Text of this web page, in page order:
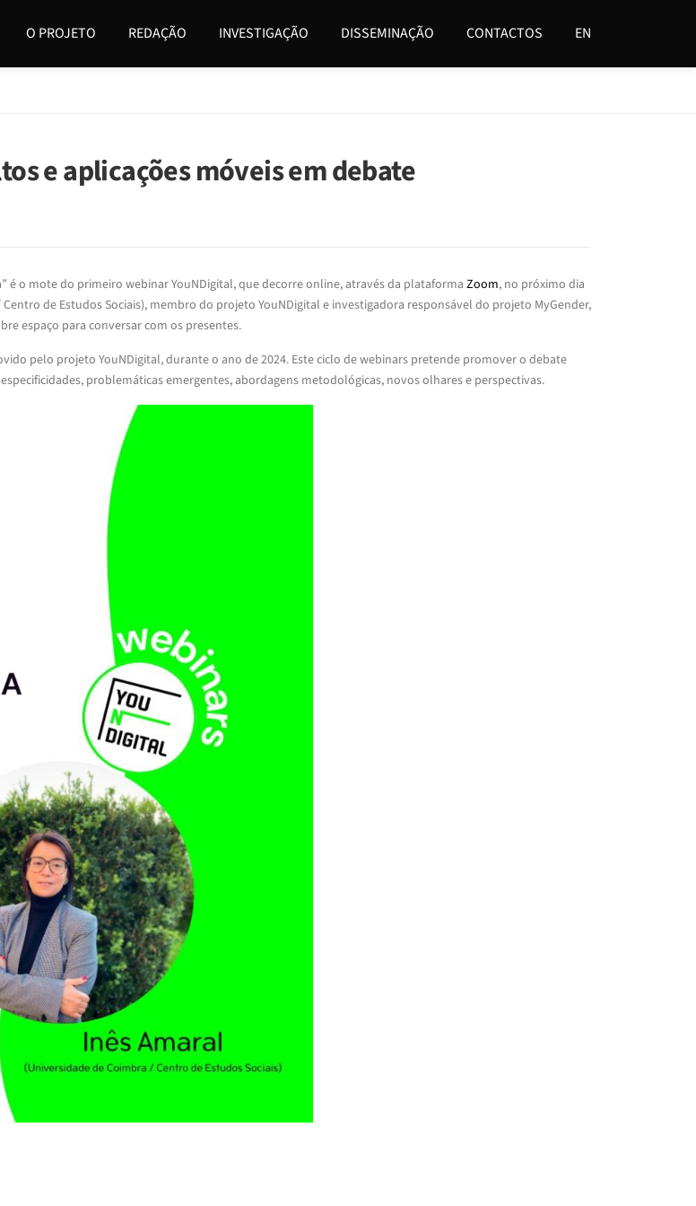
O PROJETO REDAÇÃO INVESTIGAÇÃO DISSEMINAÇÃO CONTACTOS EN
e aplicações móveis em debate
é o mote do primeiro webinar YouNDigital, que decorre online, através da plataforma Zoom, no próximo dia
de Estudos Sociais), membro do projeto YouNDigital e investigadora responsável do projeto MyGender,
espaço para conversar com os presentes.
pelo projeto YouNDigital, durante o ano de 2024. Este ciclo de webinars pretende promover o debate
problemáticas emergentes, abordagens metodológicas, novos olhares e perspectivas.